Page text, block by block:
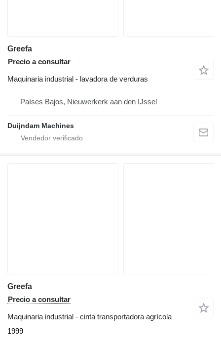
Greefa
Precio a consultar
Maquinaria industrial - lavadora de verduras
Países Bajos, Nieuwerkerk aan den IJssel
Duijndam Machines
Greefa
Precio a consultar
Maquinaria industrial - cinta transportadora agrícola
1999